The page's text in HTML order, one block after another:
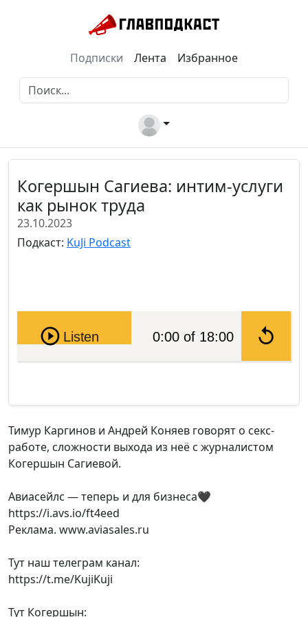
Подписки Лента Избранное
Когершын Сагиева: интим-услуги
как рынок труда
23.10.2023
Подкаст: KuJi Podcast
Pause
Listen 0:00 of 18:00
Тимур Каргинов и Андрей Коняев говорят о секс-
работе, сложности выхода из неё с журналистом
Когершын Сагиевой.
Авиасейлс — теперь и для бизнеса🖤
https://i.avs.io/ft4eed
Реклама. www.aviasales.ru
Тут наш телеграм канал:
https://t.me/KujiKuji
Тут Когершын: